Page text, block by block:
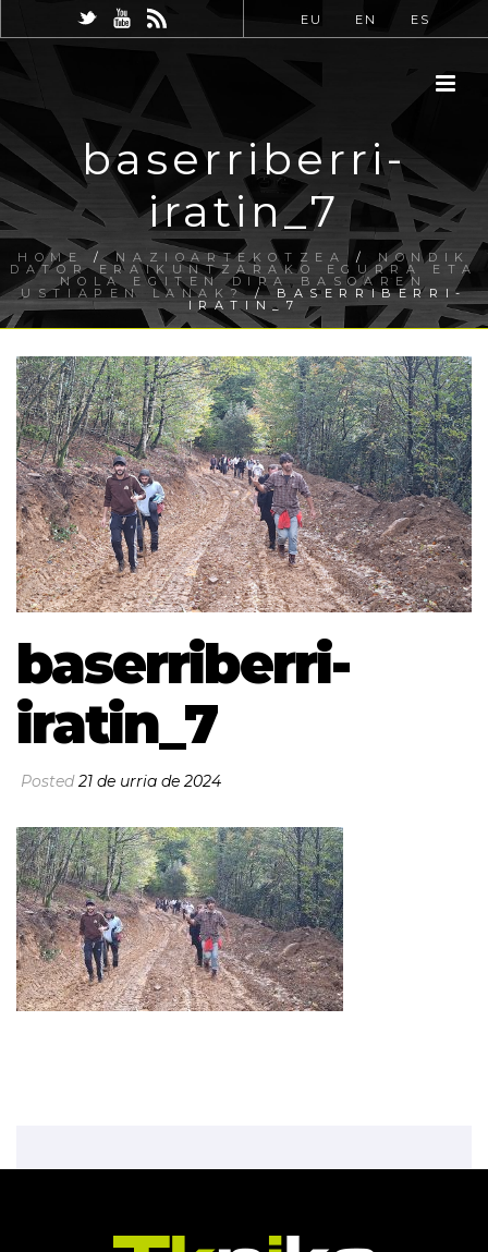
EU EN ES
baserriberri-
iratin_7
HOME / NAZIOARTEKOTZEA /NONDIK
DATOR ERAIKUNTZARAKO EGURRA ETA
NOLA EGITEN DIRA BASOAREN
USTIAPEN LANAK?/ BASERRIBERRI-
IRATIN_7
baserriberri-
iratin_7
Posted21 de urria de 2024